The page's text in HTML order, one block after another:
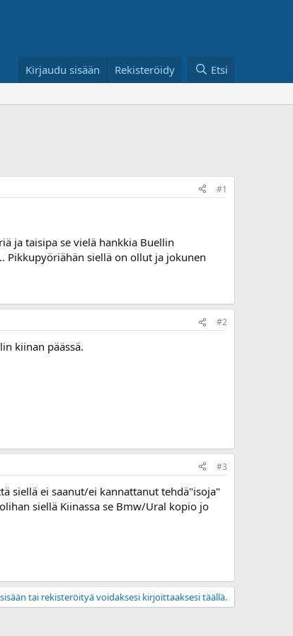
Kirjaudu sisään Rekisteröidy Etsi
#1
ja taisipa se vielä hankkia Buellin
Pikkupyöriähän siellä on ollut ja jokunen
#2
kiinan päässä.
#3
siellä ei saanut/ei kannattanut tehdä"isoja"
siellä Kiinassa se Bmw/Ural kopio jo
tai rekisteröityä voidaksesi kirjoittaaksesi täällä.